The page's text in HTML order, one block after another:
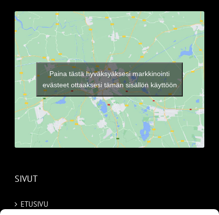
Paina tästä hyväksyäksesi markkinointi
evästeet ottaaksesi tämän sisällön käyttöön
SIVUT
ETUSIVU